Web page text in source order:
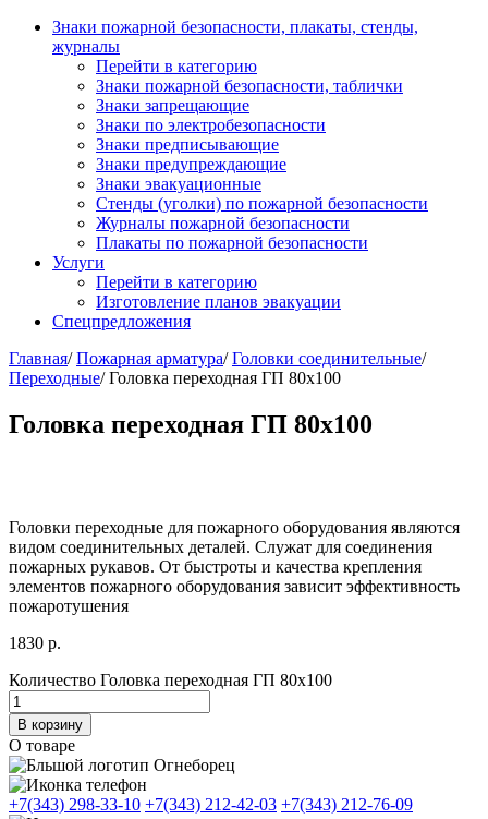
Знаки пожарной безопасности, плакаты, стенды,
журналы
Перейти в категорию
Знаки пожарной безопасности, таблички
Знаки запрещающие
Знаки по электробезопасности
Знаки предписывающие
Знаки предупреждающие
Знаки эвакуационные
Стенды (уголки) по пожарной безопасности
Журналы пожарной безопасности
Плакаты по пожарной безопасности
Услуги
Перейти в категорию
Изготовление планов эвакуации
Спецпредложения
Главная/Пожарная арматура/Головки соединительные/
Переходные/ Головка переходная ГП 80х100
Головка переходная ГП 80х100
Головки переходные для пожарного оборудования являются
видом соединительных деталей. Служат для соединения
пожарных рукавов. От быстроты и качества крепления
элементов пожарного оборудования зависит эффективность
пожаротушения
1830 р.
Количество Головка переходная ГП 80х100
В корзину
О товаре
+7(343) 298-33-10 +7(343) 212-42-03 +7(343) 212-76-09